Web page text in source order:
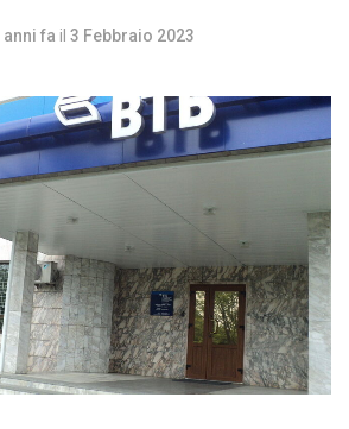
anni fa il 3 Febbraio 2023